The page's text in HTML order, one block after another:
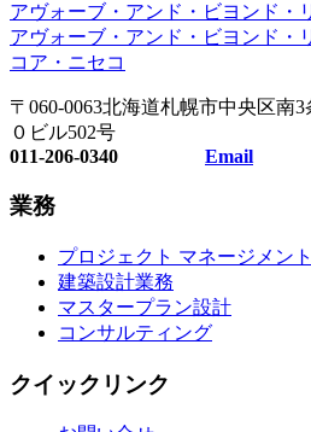
アヴォーブ・アンド・ビヨンド・
アヴォーブ・アンド・ビヨンド
コア・ニセコ
〒060-0063北海道札幌市中央区南
０ビル502号
011-206-0340 Email
業務
プロジェクト マネージメント
建築設計業務
マスタープラン設計
コンサルティング
クイックリンク